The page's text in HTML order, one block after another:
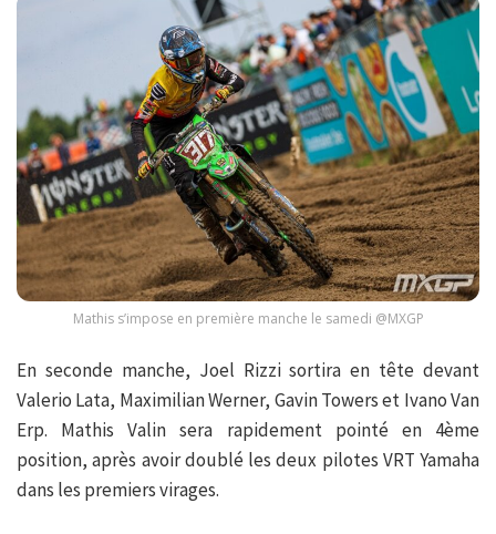
Mathis s’impose en première manche le samedi @MXGP
En seconde manche, Joel Rizzi sortira en tête devant
Valerio Lata, Maximilian Werner, Gavin Towers et Ivano Van
Erp. Mathis Valin sera rapidement pointé en 4ème
position, après avoir doublé les deux pilotes VRT Yamaha
dans les premiers virages.